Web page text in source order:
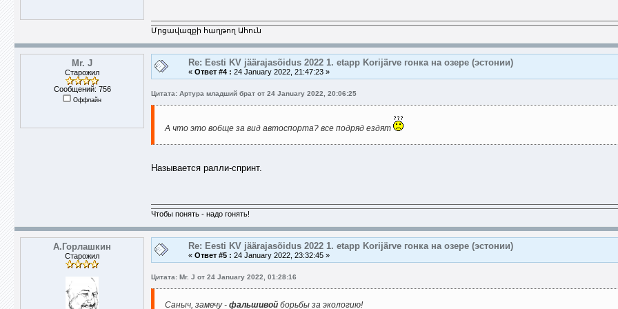
Մրցավազքի հաղթող Ահուն
Mr. J
Старожил
Сообщений: 756
Оффлайн
Re: Eesti KV jäärajasõidus 2022 1. etapp Korijärve гонкa на озере (эстонии)
« Ответ #4 : 24 January 2022, 21:47:23 »
Цитата: Артура младший брат от 24 January 2022, 20:06:25
А что это вобще за вид автоспорта? все подряд ездят
Называется ралли-спринт.
Чтобы понять - надо гонять!
А.Горлашкин
Старожил
Re: Eesti KV jäärajasõidus 2022 1. etapp Korijärve гонкa на озере (эстонии)
« Ответ #5 : 24 January 2022, 23:32:45 »
Цитата: Mr. J от 24 January 2022, 01:28:16
Саныч, замечу - фальшивой борьбы за экологию!